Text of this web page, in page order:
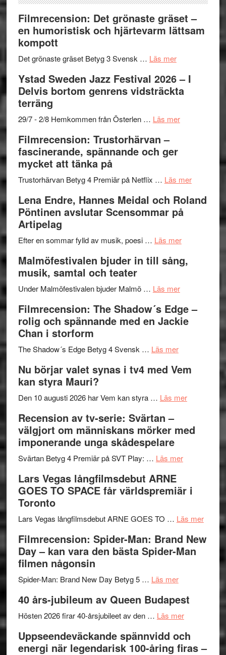
Filmrecension: Det grönaste gräset –
en humoristisk och hjärtevarm lättsam
kompott
Det grönaste gräset Betyg 3 Svensk … Läs merom
Det
grönaste
–
och
lättsam
Ystad Sweden Jazz Festival 2026 – I
Delvis bortom genrens vidsträckta
terräng
29/7 - 2/8 Hemkommen från Österlen … Läs merom
2026
I
Delvis
genrens
terräng
Filmrecension: Trustorhärvan –
fascinerande, spännande och ger
mycket att tänka på
Trustorhärvan Betyg 4 Premiär på Netflix … Läs merom
på
Lena Endre, Hannes Meidal och Roland
Pöntinen avslutar Scensommar på
Artipelag
Efter en sommar fylld av musik, poesi … Läs merom
Endre,
Roland
Pöntinen
Artipelag
Malmöfestivalen bjuder in till sång,
musik, samtal och teater
Under Malmöfestivalen bjuder Malmö … Läs merom
bjuder
in
samtal
teater
Filmrecension: The Shadow´s Edge –
rolig och spännande med en Jackie
Chan i storform
The Shadow´s Edge Betyg 4 Svensk … Läs merom
Filmrecension:
The
´s
rolig
spännande
Jackie
i
Nu börjar valet synas i tv4 med Vem
kan styra Mauri?
Den 10 augusti 2026 har Vem kan styra … Läs merom
valet
Vem
styra
Recension av tv-serie: Svärtan –
välgjort om människans mörker med
imponerande unga skådespelare
Svärtan Betyg 4 Premiär på SVT Play: … Läs merom
tv-
Svärtan
välgjort
om
människans
imponerande
unga
Lars Vegas långfilmsdebut ARNE
GOES TO SPACE får världspremiär i
Toronto
Lars Vegas långfilmsdebut ARNE GOES TO … Läs merom
Vegas
ARNE
Filmrecension: Spider-Man: Brand New
Day – kan vara den bästa Spider-Man
filmen någonsin
Spider-Man: Brand New Day Betyg 5 … Läs merom
Filmrecension:
Spider-
Man:
New
Day
40 års-jubileum av Queen Budapest
Hösten 2026 firar 40-årsjubileet av den … Läs merom
års-
jubileum
Uppseendeväckande spännvidd och
energi när legendarisk 100-åring firas –